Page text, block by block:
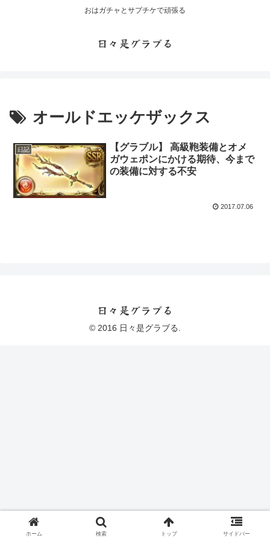
おはガチャとサプチケで頑張る
日々是グラブる
オールドエッケザックス
日記
【グラブル】 高級鞄装備とオメ
ガウェポンにかける期待、今まで
の装備に対する不安
2017.07.06
日々是グラブる
© 2016 日々是グラブる.
ホーム 検索 トップ サイドバー